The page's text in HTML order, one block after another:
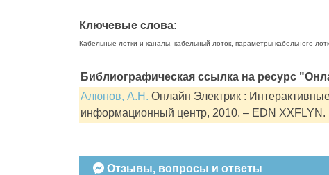
Ключевые слова:
Кабельные лотки и каналы, кабельный лоток, параметры кабельного
Библиографическая ссылка на ресурс
Алюнов, А.Н. Онлайн Электрик :
информационный центр, 2010. – EDN XXFLYN.
Отзывы, вопросы и ответы